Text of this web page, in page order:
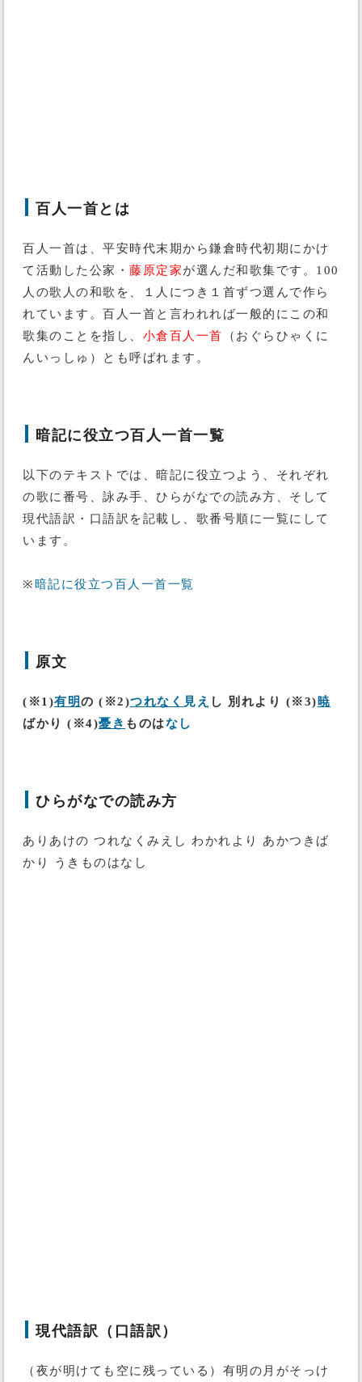
百人一首とは
百人一首は、平安時代末期から鎌倉時代初期にかけ
て活動した公家・ 藤原定家が選んだ和歌集です。100
人の歌人の和歌を、１人につき１首ずつ選んで作ら
れています。百人一首と言われれば一般的にこの和
歌集のことを指し、 小倉百人一首 （おぐらひゃくに
んいっしゅ）とも呼ばれます。
暗記に役立つ百人一首一覧
以下のテキストでは、暗記に役立つよう、それぞれ
の歌に番号、詠み手、ひらがなでの読み方、そして
現代語訳・口語訳を記載し、歌番号順に一覧にして
います。
※ 暗記に役立つ百人一首一覧
原文
(※1)有明の (※2)つれなく 見え し 別れより (※3) 暁
ばかり (※4)憂き ものはなし
ひらがなでの読み方
ありあけの つれなくみえし わかれより あかつきば
かり うきものはなし
現代語訳（口語訳）
（夜が明けても空に残っている）有明の月がそっけ